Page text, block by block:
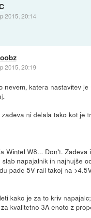
2015, 20:14
2015, 20:19
nevem, katera nastavitev
zadeva ni delala tako kot je
Wintel W8... Don't. Zadeva
slab napajalnik in najhujše
pade 5V rail takoj na
kako je za to kriv
kvalitetno 3A enoto z